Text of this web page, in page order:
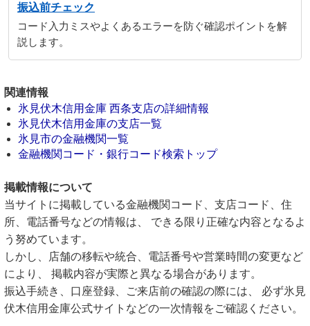
振込前チェック
コード入力ミスやよくあるエラーを防ぐ確認ポイントを解
説します。
関連情報
氷見伏木信用金庫 西条支店の詳細情報
氷見伏木信用金庫の支店一覧
氷見市の金融機関一覧
金融機関コード・銀行コード検索トップ
掲載情報について
当サイトに掲載している金融機関コード、支店コード、住
所、電話番号などの情報は、 できる限り正確な内容となるよ
う努めています。
しかし、店舗の移転や統合、電話番号や営業時間の変更など
により、 掲載内容が実際と異なる場合があります。
振込手続き、口座登録、ご来店前の確認の際には、 必ず氷見
伏木信用金庫公式サイトなどの一次情報をご確認ください。